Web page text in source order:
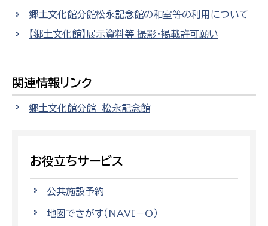
郷土文化館分館松永記念館の和室等の利用について
【郷土文化館】展示資料等 撮影・掲載許可願い
関連情報リンク
郷土文化館分館 松永記念館
お役立ちサービス
公共施設予約
地図でさがす（NAVI－O）